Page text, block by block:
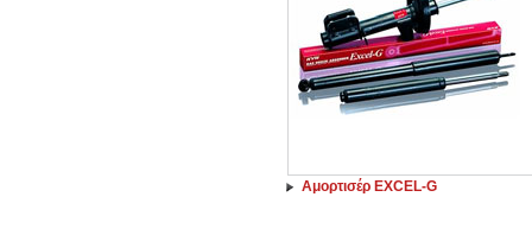
Αμορτισέρ EXCEL-G